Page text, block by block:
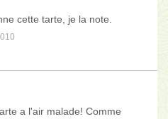
cette tarte, je la note.
a l'air malade! Comme